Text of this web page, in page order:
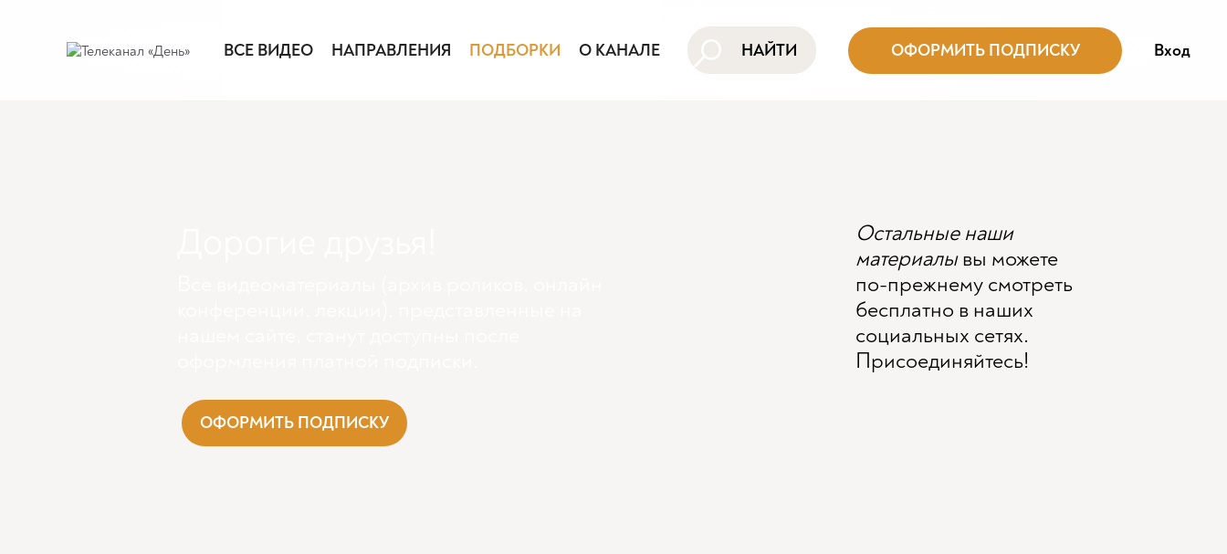
ВСЕ ВИДЕО НАПРАВЛЕНИЯ ПОДБОРКИ О КАНАЛЕ НАЙТИ ОФОРМИТЬ ПОДПИСКУ Вход
ОФОРМИТЬ ПОДПИСКУ
Остальные наши
материалывы можете
по-прежнему смотреть
бесплатно в наших
социальных сетях.
Присоединяйтесь!